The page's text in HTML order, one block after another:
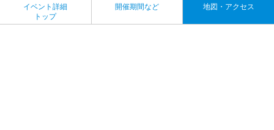
イベント詳細
トップ
開催期間など 地図・アクセス